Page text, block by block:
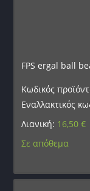
FPS ergal ball
Κωδικός
Εναλλακτικός
Λιανική: 16,50€
Σε απόθεμα